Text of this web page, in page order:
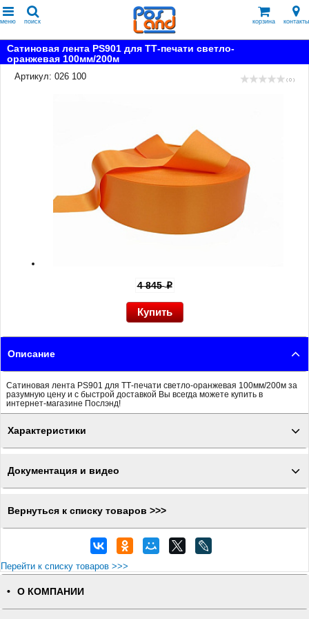
меню поиск корзина контакты
Сатиновая лента PS901 для ТТ-печати светло-
оранжевая 100мм/200м
Артикул: 026 100
( 0 )
4 845p
Описание
Сатиновая лента PS901 для ТТ-печати светло-оранжевая 100мм/200м за
разумную цену и с быстрой доставкой Вы всегда можете купить в
интернет-магазине Послэнд!
Характеристики
Документация и видео
Вернуться к списку товаров >>>
Перейти к списку товаров >>>
О КОМПАНИИ